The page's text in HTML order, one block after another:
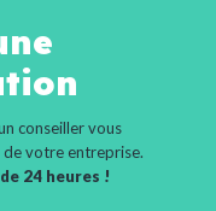
conseiller vous
votre entreprise.
24 heures !